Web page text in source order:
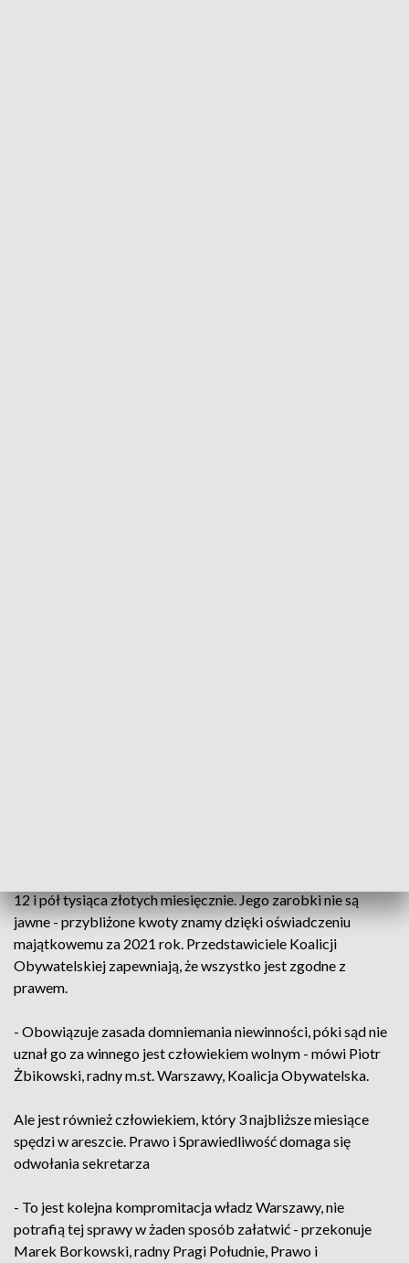
12 i pół tysiąca złotych miesięcznie. Jego zarobki nie są
jawne - przybliżone kwoty znamy dzięki oświadczeniu
majątkowemu za 2021 rok. Przedstawiciele Koalicji
Obywatelskiej zapewniają, że wszystko jest zgodne z
prawem.
- Obowiązuje zasada domniemania niewinności, póki sąd nie
uznał go za winnego jest człowiekiem wolnym - mówi Piotr
Żbikowski, radny m.st. Warszawy, Koalicja Obywatelska.
Ale jest również człowiekiem, który 3 najbliższe miesiące
spędzi w areszcie. Prawo i Sprawiedliwość domaga się
odwołania sekretarza
- To jest kolejna kompromitacja władz Warszawy, nie
potrafią tej sprawy w żaden sposób załatwić - przekonuje
Marek Borkowski, radny Pragi Południe, Prawo i